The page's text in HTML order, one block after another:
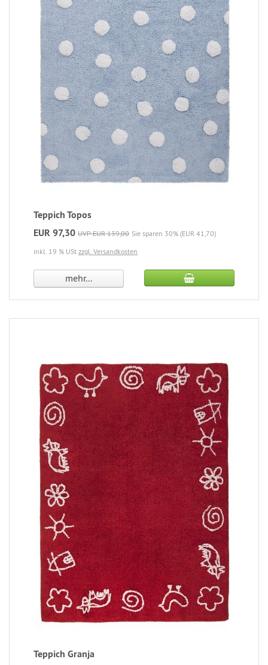
Teppich Topos
EUR 97,30 UVP EUR 139,00 Sie sparen 30% (EUR 41,70)
inkl. 19 % USt zzgl. Versandkosten
mehr...
Teppich Granja